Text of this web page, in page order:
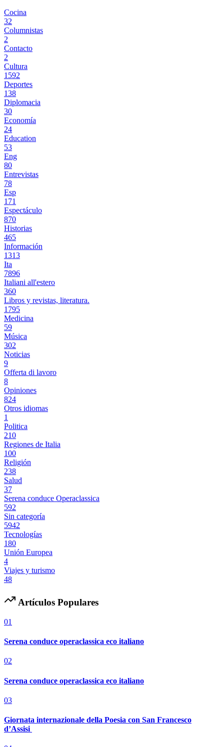
Cocina
32
Columnistas
2
Contacto
2
Cultura
1592
Deportes
138
Diplomacia
30
Economía
24
Education
53
Eng
80
Entrevistas
78
Esp
171
Espectáculo
870
Historias
465
Información
1313
Ita
7896
Italiani all'estero
360
Libros y revistas, literatura.
1795
Medicina
59
Música
302
Noticias
9
Offerta di lavoro
8
Opiniones
824
Otros idiomas
1
Politica
210
Regiones de Italia
100
Religión
238
Salud
37
Serena conduce Operaclassica
592
Sin categoría
5942
Tecnologías
180
Unión Europea
4
Viajes y turismo
48
Artículos Populares
01
Serena conduce operaclassica eco italiano
02
Serena conduce operaclassica eco italiano
03
Giornata internazionale della Poesia con San Francesco
d’Assisi